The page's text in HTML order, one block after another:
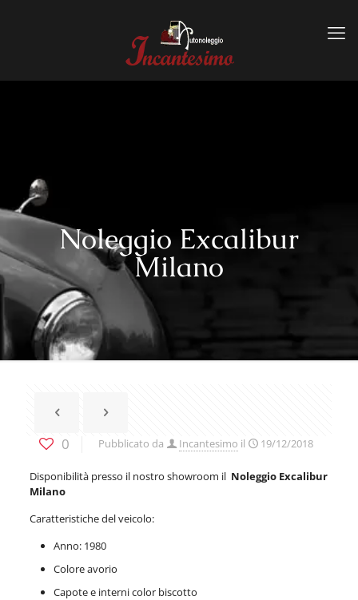
Noleggio Excalibur
Milano
0 Pubblicato da Incantesimo il 19/12/2018
Disponibilità presso il nostro showroom il Noleggio Excalibur
Milano
Caratteristiche del veicolo:
Anno: 1980
Colore avorio
Capote e interni color biscotto